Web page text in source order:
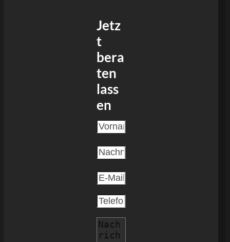
Jetz
t
bera
ten
lass
en